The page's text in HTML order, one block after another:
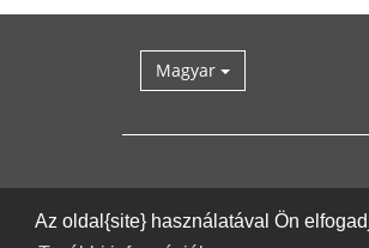
Az oldal{site} használatával Ön
Magyar